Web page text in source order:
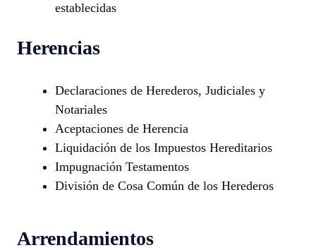
establecidas
Herencias
Declaraciones de Herederos, Judiciales y
Notariales
Aceptaciones de Herencia
Liquidación de los Impuestos Hereditarios
Impugnación Testamentos
División de Cosa Común de los Herederos
Arrendamientos